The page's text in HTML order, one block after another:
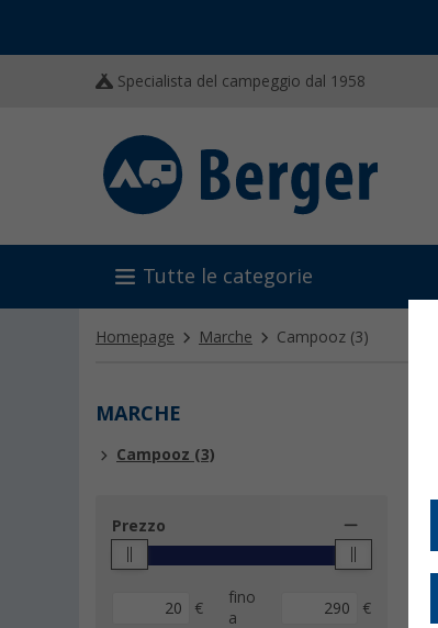
Specialista del campeggio dal 1958
Tutte le categorie
Homepage Marche Campooz (3)
MARCHE
Campooz (3)
Prezzo
€
fino
a
€